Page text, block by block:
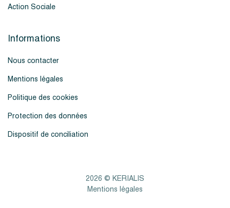
Action Sociale
Informations
Nous contacter
Mentions légales
Politique des cookies
Protection des données
Dispositif de conciliation
2026 © KERIALIS
Mentions légales